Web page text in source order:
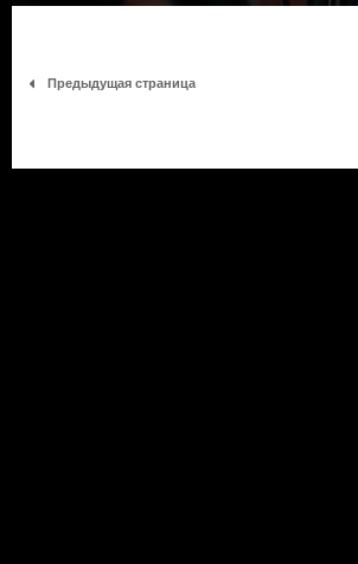
Предыдущая страница